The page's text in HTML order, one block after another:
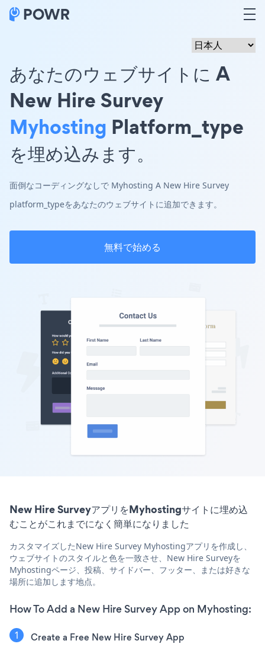
あなたのウェブサイトに A
New Hire Survey
Myhosting Platform_type
を埋め込みます。
面倒なコーディングなしで Myhosting A New Hire Survey
platform_typeをあなたのウェブサイトに追加できます。
無料で始める
New Hire SurveyアプリをMyhostingサイトに埋め込
むことがこれまでになく簡単になりました
カスタマイズしたNew Hire Survey Myhostingアプリを作成し、
ウェブサイトのスタイルと色を一致させ、New Hire Surveyを
Myhostingページ、投稿、サイドバー、フッター、または好きな
場所に追加します地点。
How To Add a New Hire Survey App on Myhosting:
Create a Free New Hire Survey App